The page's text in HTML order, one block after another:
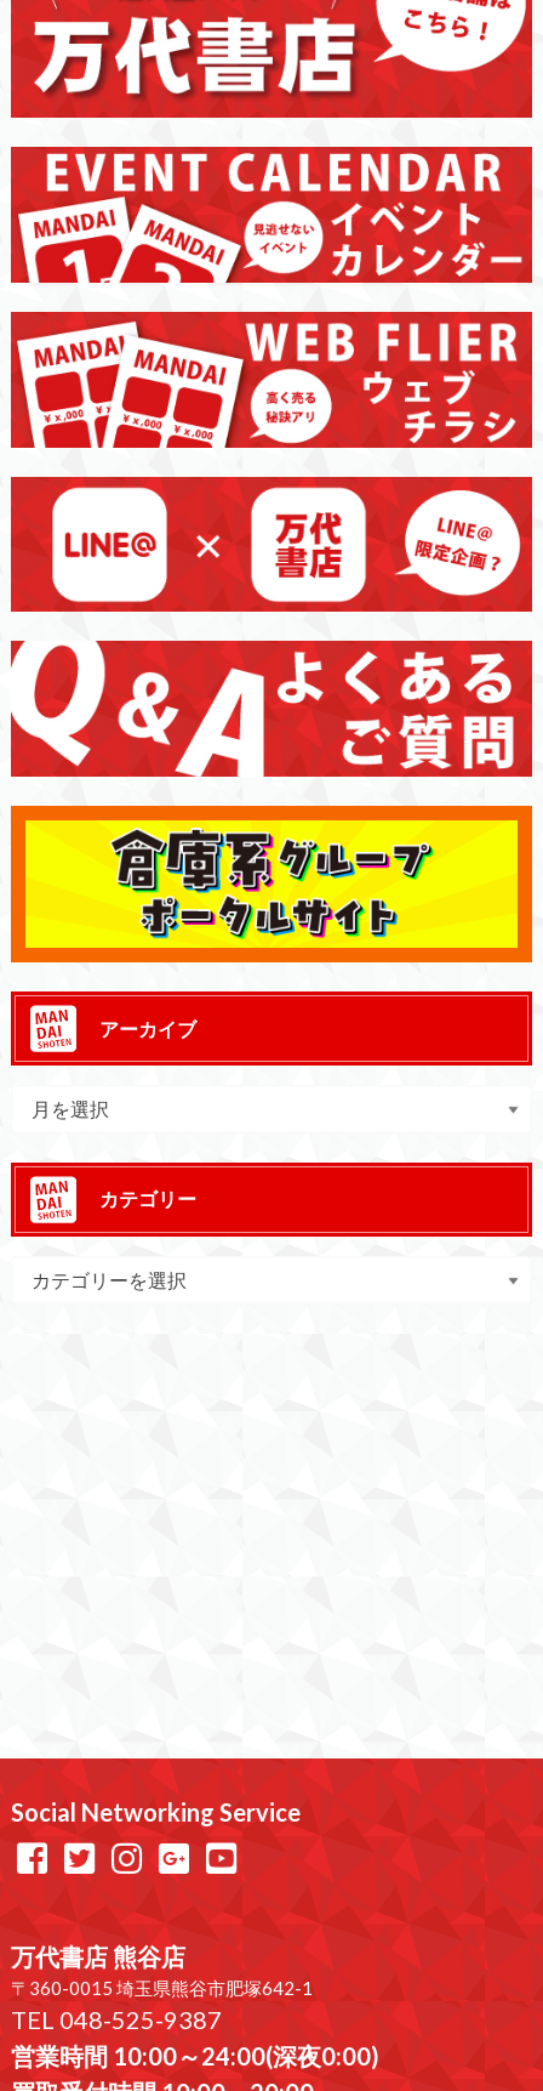
アーカイブ
カテゴリー
Social Networking Service
万代書店 熊谷店
〒360-0015 埼玉県熊谷市肥塚642-1
TEL 048-525-9387
営業時間 10:00～24:00(深夜0:00)